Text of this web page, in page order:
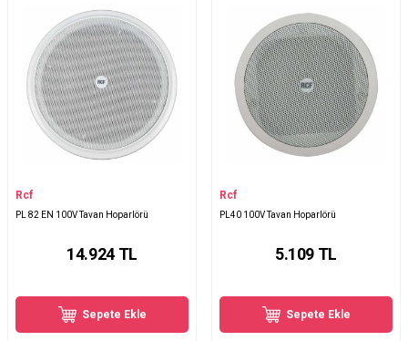
Rcf
PL 82 EN 100V Tavan Hoparlörü
14.924TL
Sepete Ekle
Rcf
PL40 100V Tavan Hoparlörü
5.109 TL
Sepete Ekle